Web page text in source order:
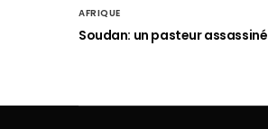
AFRIQUE
Soudan: un pasteur assassiné